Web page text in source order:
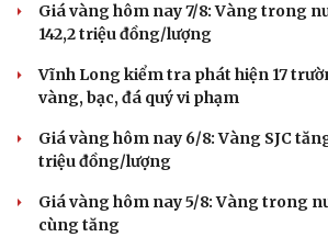
Giá vàng hôm nay 7/8: Vàng trong
142,2 triệu đồng/lượng
Vĩnh Long kiểm tra phát hiện 17
vàng, bạc, đá quý vi phạm
Giá vàng hôm nay 6/8: Vàng SJC
triệu đồng/lượng
Giá vàng hôm nay 5/8: Vàng trong
cùng tăng